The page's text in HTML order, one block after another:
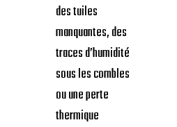
des tuiles
manquantes, des
traces d’humidité
sous les combles
ou une perte
thermique